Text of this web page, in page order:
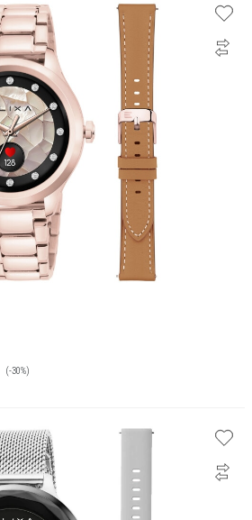
(-30%)